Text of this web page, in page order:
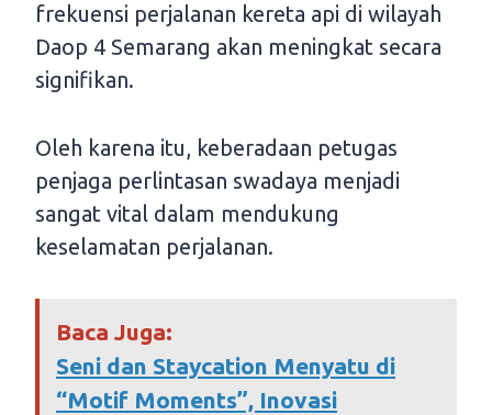
frekuensi perjalanan kereta api di wilayah
Daop 4 Semarang akan meningkat secara
signifikan.
Oleh karena itu, keberadaan petugas
penjaga perlintasan swadaya menjadi
sangat vital dalam mendukung
keselamatan perjalanan.
Baca Juga:
Seni dan Staycation Menyatu di
“Motif Moments”, Inovasi